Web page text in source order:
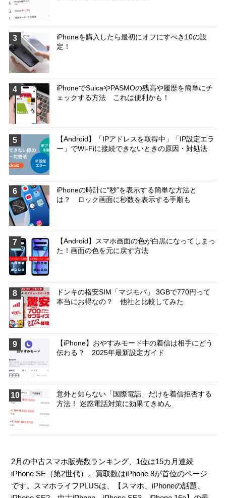
3
iPhoneを購入したら最初にオフにすべき10の設
定！
4
iPhoneでSuicaやPASMOの残高や履歴を簡単にチ
ェックする方法 これは便利かも！
5
【Android】「IPアドレスを取得中」「IP設定エラ
ー」でWi-Fiに接続できないときの原因・対処法
6
iPhoneの時計に“秒”を表示する簡単な方法と
は？ ロック画面に秒数を表示する手順も
7
【Android】スマホ画面の色が白黒になってしまっ
た！画面の色を元に戻す方法
8
ドンキの格安SIM「マジモバ」 3GBで770円って
本当にお得なの？ 他社と比較してみた
9
【iPhone】おやすみモード中の着信は相手にどう
伝わる？ 2025年最新設定ガイド
10
意外と知らない「国際電話」だけを着信拒否する
方法！ 迷惑電話対策に効果てきめん
2月の中古スマホ販売数ランキング、1位は15カ月連続
iPhone SE（第2世代）。買取数はiPhone 8が首位のページ
です。スマホライフPLUSは、【 スマホ iPhoneの話題